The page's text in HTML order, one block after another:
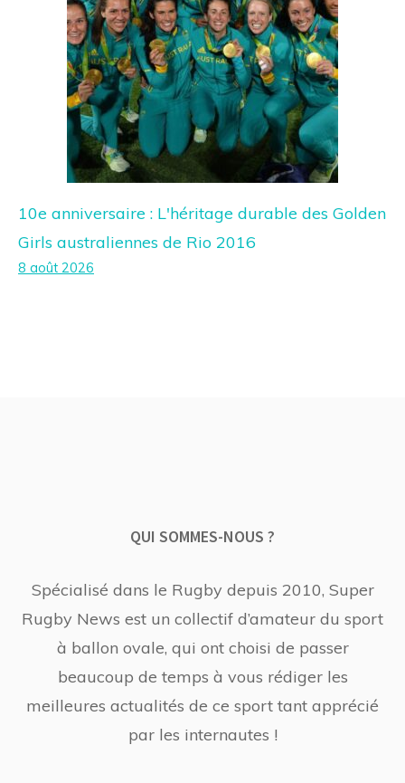
10e anniversaire : L'héritage durable des Golden
Girls australiennes de Rio 2016
8 août 2026
QUI SOMMES-NOUS ?
Spécialisé dans le Rugby depuis 2010, Super
Rugby News est un collectif d’amateur du sport
à ballon ovale, qui ont choisi de passer
beaucoup de temps à vous rédiger les
meilleures actualités de ce sport tant apprécié
par les internautes !